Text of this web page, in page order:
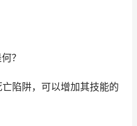
？
陷阱，可以增加其技能的